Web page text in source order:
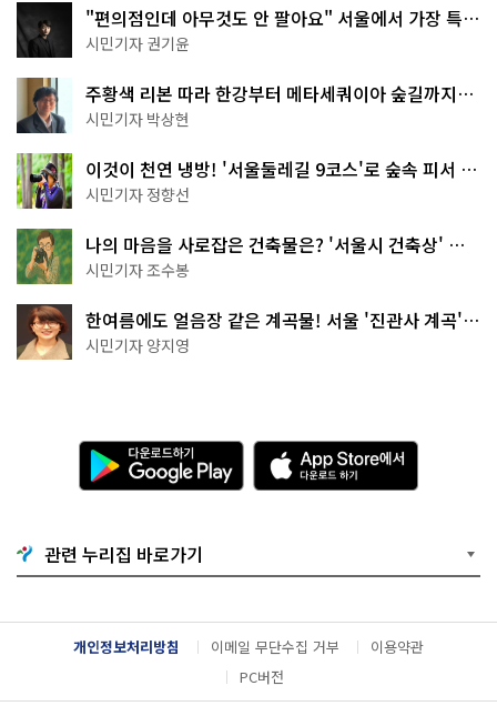
"편의점인데 아무것도 안 팔아요" 서울에서 가장 특별
한 편의점의 정체
시민기자 권기윤
주황색 리본 따라 한강부터 메타세쿼이아 숲길까지…
서울둘레길 15코스
시민기자 박상현
이것이 천연 냉방! '서울둘레길 9코스'로 숲속 피서 떠
나볼까
시민기자 정향선
나의 마음을 사로잡은 건축물은? '서울시 건축상' 수
상작 공개!
시민기자 조수봉
한여름에도 얼음장 같은 계곡물! 서울 '진관사 계곡'이
천국이네~
시민기자 양지영
다
운
로
기
G
o
g
l
e
l
A
p
p
e
서
다
운
드
관련 누리집 바로가기
개인정보처리방침 이메일 무단수집 거부
이용약관
PC버전